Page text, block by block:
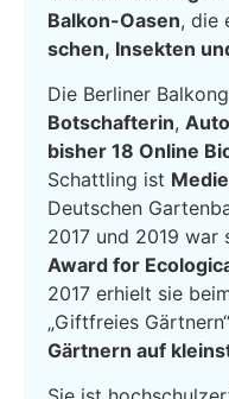
Bal­kon-Oasen, die
schen, Insek­ten
Die Ber­li­ner
Botschafterin,
bis­her 18 Online
Schatt­ling ist
Deut­schen
2017 und 2019 war
Award for
2017 erhielt sie
„Gift­frei­es
Gärtnern auf